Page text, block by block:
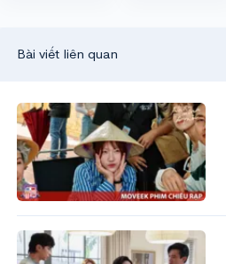
Bài viết liên quan